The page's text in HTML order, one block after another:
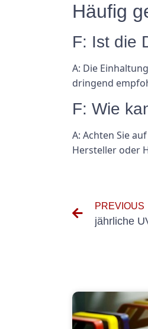
Häufig
F: Ist die
A: Die
dringend
F: Wie
A: Achten Sie
Hersteller oder
PREVIOUS
jährliche